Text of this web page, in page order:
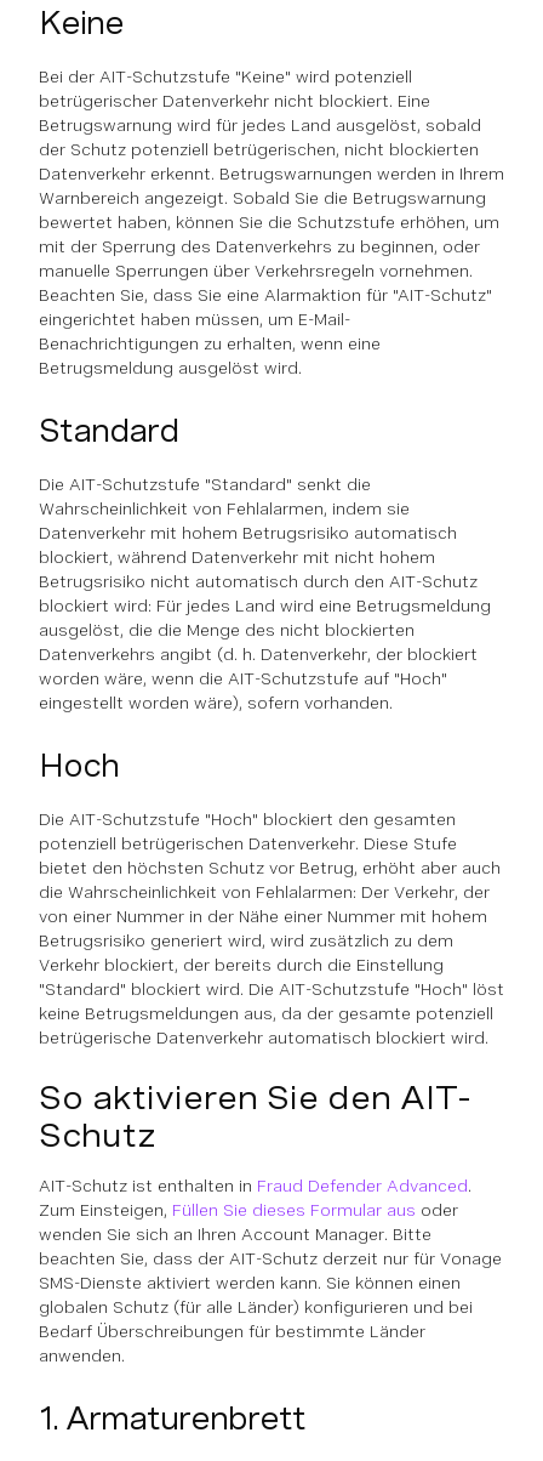
Keine
Bei der AIT-Schutzstufe "Keine" wird potenziell
betrügerischer Datenverkehr nicht blockiert. Eine
Betrugswarnung wird für jedes Land ausgelöst, sobald
der Schutz potenziell betrügerischen, nicht blockierten
Datenverkehr erkennt. Betrugswarnungen werden in Ihrem
Warnbereich angezeigt. Sobald Sie die Betrugswarnung
bewertet haben, können Sie die Schutzstufe erhöhen, um
mit der Sperrung des Datenverkehrs zu beginnen, oder
manuelle Sperrungen über Verkehrsregeln vornehmen.
Beachten Sie, dass Sie eine Alarmaktion für "AIT-Schutz"
eingerichtet haben müssen, um E-Mail-
Benachrichtigungen zu erhalten, wenn eine
Betrugsmeldung ausgelöst wird.
Standard
Die AIT-Schutzstufe "Standard" senkt die
Wahrscheinlichkeit von Fehlalarmen, indem sie
Datenverkehr mit hohem Betrugsrisiko automatisch
blockiert, während Datenverkehr mit nicht hohem
Betrugsrisiko nicht automatisch durch den AIT-Schutz
blockiert wird: Für jedes Land wird eine Betrugsmeldung
ausgelöst, die die Menge des nicht blockierten
Datenverkehrs angibt (d. h. Datenverkehr, der blockiert
worden wäre, wenn die AIT-Schutzstufe auf "Hoch"
eingestellt worden wäre), sofern vorhanden.
Hoch
Die AIT-Schutzstufe "Hoch" blockiert den gesamten
potenziell betrügerischen Datenverkehr. Diese Stufe
bietet den höchsten Schutz vor Betrug, erhöht aber auch
die Wahrscheinlichkeit von Fehlalarmen: Der Verkehr, der
von einer Nummer in der Nähe einer Nummer mit hohem
Betrugsrisiko generiert wird, wird zusätzlich zu dem
Verkehr blockiert, der bereits durch die Einstellung
"Standard" blockiert wird. Die AIT-Schutzstufe "Hoch" löst
keine Betrugsmeldungen aus, da der gesamte potenziell
betrügerische Datenverkehr automatisch blockiert wird.
So aktivieren Sie den AIT-
Schutz
AIT-Schutz ist enthalten in Fraud Defender Advanced.
Zum Einsteigen, Füllen Sie dieses Formular aus oder
wenden Sie sich an Ihren Account Manager. Bitte
beachten Sie, dass der AIT-Schutz derzeit nur für Vonage
SMS-Dienste aktiviert werden kann. Sie können einen
globalen Schutz (für alle Länder) konfigurieren und bei
Bedarf Überschreibungen für bestimmte Länder
anwenden.
1. Armaturenbrett